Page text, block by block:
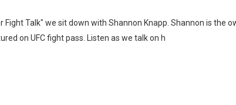
Talk" we sit down with Shannon Knapp. Shannon is the
on UFC fight pass. Listen as we talk on h